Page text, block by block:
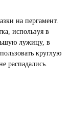
на пергамент.
используя в
лужицу, в
круглую
распадались.